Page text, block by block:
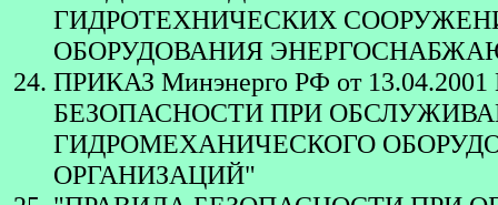
ГИДРОТЕХНИЧЕСКИХ
ОБОРУДОВАНИЯ
ПРИКАЗ Минэнерго РФ от
БЕЗОПАСНОСТИ ПРИ
ГИДРОМЕХАНИЧЕСКОГО
ОРГАНИЗАЦИЙ"